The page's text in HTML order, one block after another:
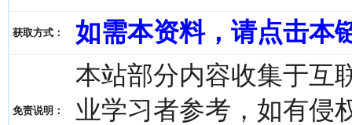
获取方式： 如需本资料，请点击本
免责说明：
本站部分内容收集于互
业学习者参考，如有侵